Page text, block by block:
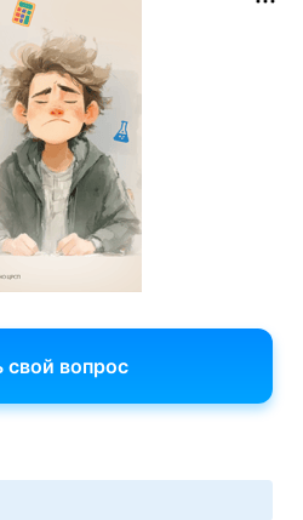
свой вопрос